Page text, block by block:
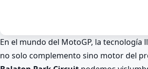
Deporte y
Secretos del MotoGP:
En el mundo del MotoGP, la tecnología
no solo complemento sino motor del